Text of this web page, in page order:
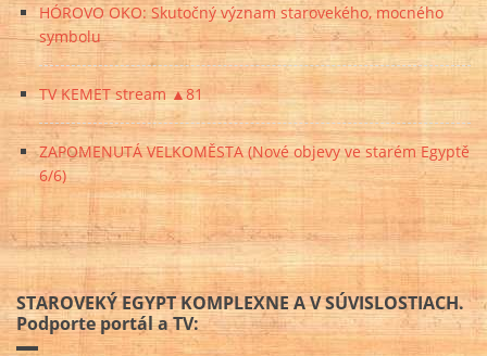
HÓROVO OKO: Skutočný význam starovekého, mocného
symbolu
TV KEMET stream ▲81
ZAPOMENUTÁ VELKOMĚSTA (Nové objevy ve starém Egyptě
6/6)
STAROVEKÝ EGYPT KOMPLEXNE A V SÚVISLOSTIACH.
Podporte portál a TV: